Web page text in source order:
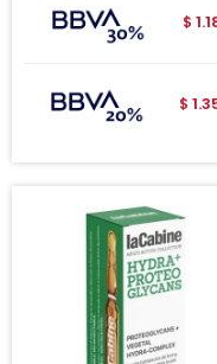
$
$